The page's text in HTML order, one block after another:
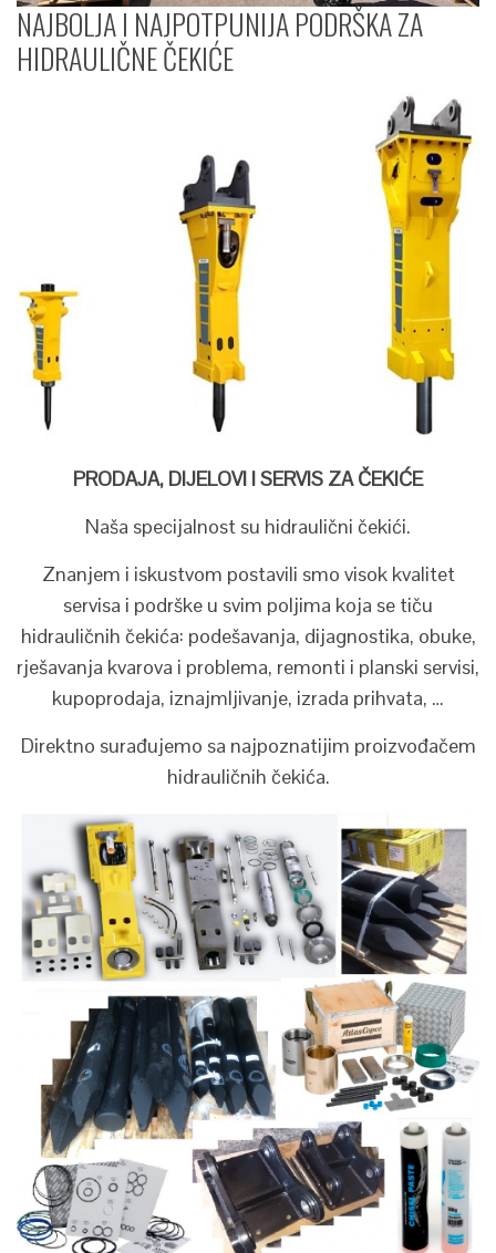
NAJBOLJA I NAJPOTPUNIJA PODRŠKA ZA
HIDRAULIČNE ČEKIĆE
PRODAJA, DIJELOVI I SERVIS ZA ČEKIĆE
Naša specijalnost su hidraulični čekići.
Znanjem i iskustvom postavili smo visok kvalitet
servisa i podrške u svim poljima koja se tiču
hidrauličnih čekića: podešavanja, dijagnostika, obuke,
rješavanja kvarova i problema, remonti i planski servisi,
kupoprodaja, iznajmljivanje, izrada prihvata, …
Direktno surađujemo sa najpoznatijim proizvođačem
hidrauličnih čekića.